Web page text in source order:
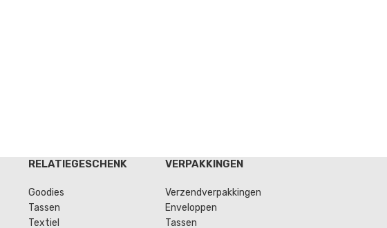
RELATIEGESCHENK
Goodies
Tassen
Textiel
VERPAKKINGEN
Verzendverpakkingen
Enveloppen
Tassen